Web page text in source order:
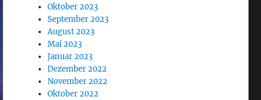
Oktober 2023
September 2023
August 2023
Mai 2023
Januar 2023
Dezember 2022
November 2022
Oktober 2022